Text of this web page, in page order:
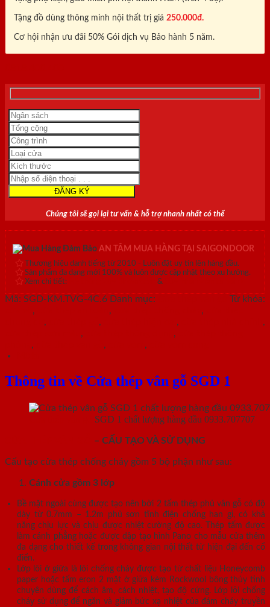
Tặng đồ dùng thông minh nội thất trị giá 250.000đ.
Cơ hội nhận ưu đãi 50% Gói dịch vụ Bảo hành 5 năm.
Chúng tôi sẽ gọi lại tư vấn & hỗ trợ nhanh nhất có thể
AN TÂM MUA HÀNG TẠI SAIGONDOOR
Thương hiệu danh tiếng từ 2010 - Luôn đặt uy tín lên hàng đầu.
Sản phẩm đa dạng mới 100% và luôn được cập nhật theo xu hướng.
Xem chi tiết:
&
Mã: SGD-KM.TVG-4C.6 Danh mục:
Từ khóa:
, , ,
, , ,
,
, ,
, , ,
Thông tin về Cửa thép vân gỗ SGD 1
SGD 1 chất lượng hàng đầu 0933.707707
– CẤU TẠO VÀ SỬ DỤNG
Cấu tạo cửa thép chống cháy gồm 5 bộ phận như sau:
Cánh cửa gồm 3 lớp
Bề mặt ngoài cùng được tạo nên bởi 2 tấm thép phủ vân gỗ có độ
dày từ 0.7mm – 1.2m phủ sơn tĩnh điện chống han gỉ, có khả
năng chịu lực và chịu được nhiệt cường độ cao. Thép tấm được
làm cánh phẳng hoặc được dập tạo hình Pano cho mẫu cửa thêm
đa dạng cho thiết kế trong không gian nội thất từ hiện đại đến cổ
điển.
Lớp lõi ở giữa là lõi chống cháy được tạo từ chất liệu Honeycomb
paper hoặc tấm eron 2 mặt ở giữa kèm Rockwool bông thủy tinh
chuyên dùng để cách âm, cách nhiệt, tạo độ cứng. Lớp lõi chống
cháy sử dụng để ngăn và giảm bức xạ nhiệt của đám cháy truyền